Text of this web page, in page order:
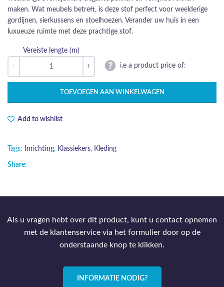
maken. Wat meubels betreft, is deze stof perfect voor weelderige
gordijnen, sierkussens en stoelhoezen. Verander uw huis in een
luxueuze ruimte met deze prachtige stof.
Vereiste lengte (m)
i.e a product price of:
TOEVOEGEN AAN WINKELWAGEN
Add to wishlist
Tags: Inrichting, Klassiekers, Kleding
Share:
Als u vragen hebt over dit product, kunt u contact opnemen
met de klantenservice via het formulier door op de
onderstaande knop te klikken.
INFORMATIE NODIG?